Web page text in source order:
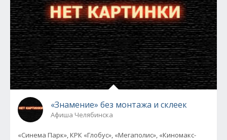
«Знамение» без монтажа и склеек
Афиша Челябинска
«Синема Парк», КРК «Глобус», «Мегаполис», «Киномакс-